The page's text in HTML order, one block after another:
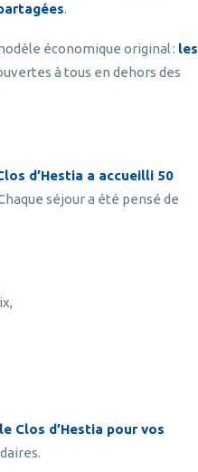
.
économique original : les
à tous en dehors des
d’Hestia a accueilli 50
séjour a été pensé de
Clos d’Hestia pour vos